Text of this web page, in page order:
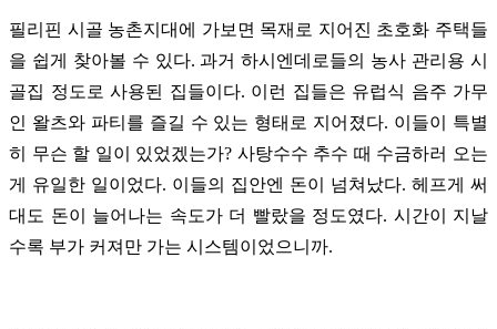
필리핀 시골 농촌지대에 가보면 목재로 지어진 초호화 주택들
을 쉽게 찾아볼 수 있다. 과거 하시엔데로들의 농사 관리용 시
골집 정도로 사용된 집들이다. 이런 집들은 유럽식 음주 가무
인 왈츠와 파티를 즐길 수 있는 형태로 지어졌다. 이들이 특별
히 무슨 할 일이 있었겠는가? 사탕수수 추수 때 수금하러 오는
게 유일한 일이었다. 이들의 집안엔 돈이 넘쳐났다. 헤프게 써
대도 돈이 늘어나는 속도가 더 빨랐을 정도였다. 시간이 지날
수록 부가 커져만 가는 시스템이었으니까.